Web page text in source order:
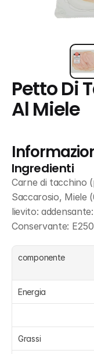
Petto Di
Al Miele
Ingredienti
Carne di tacchino
Saccarosio, Miele
lievito:
Conservante: E250
componente
Energia
Grassi